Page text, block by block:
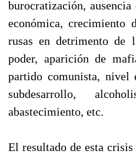
burocratización,
económica, crecimiento
rusas en detrimento de
poder, aparición de
partido comunista,
subdesarrollo,
abastecimiento, etc.
El resultado de esta